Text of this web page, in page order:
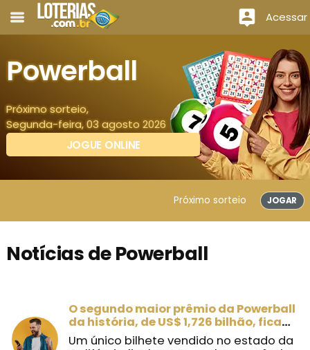
Acessar
Powerball
Próximo sorteio,
Segunda-feira, 03 agosto 2026
JOGUE ONLINE
Próximo sorteio JOGAR
Notícias de Powerball
O segundo maior prêmio da Powerball
da história, de US$ 1,726 bilhão, fica
na Califórnia
Um único bilhete vendido no estado da